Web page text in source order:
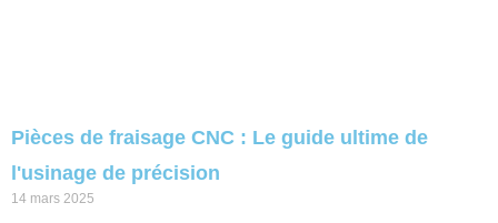
Pièces de fraisage CNC : Le guide ultime de
l'usinage de précision
14 mars 2025